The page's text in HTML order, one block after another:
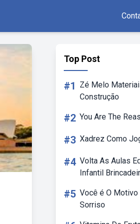
Top Post
#1
Zé Melo
Construção
#2 You Are The
#3 Xadrez Como
#4 Volta As Aulas
Infantil
#5 Você é O Motivo
Sorriso